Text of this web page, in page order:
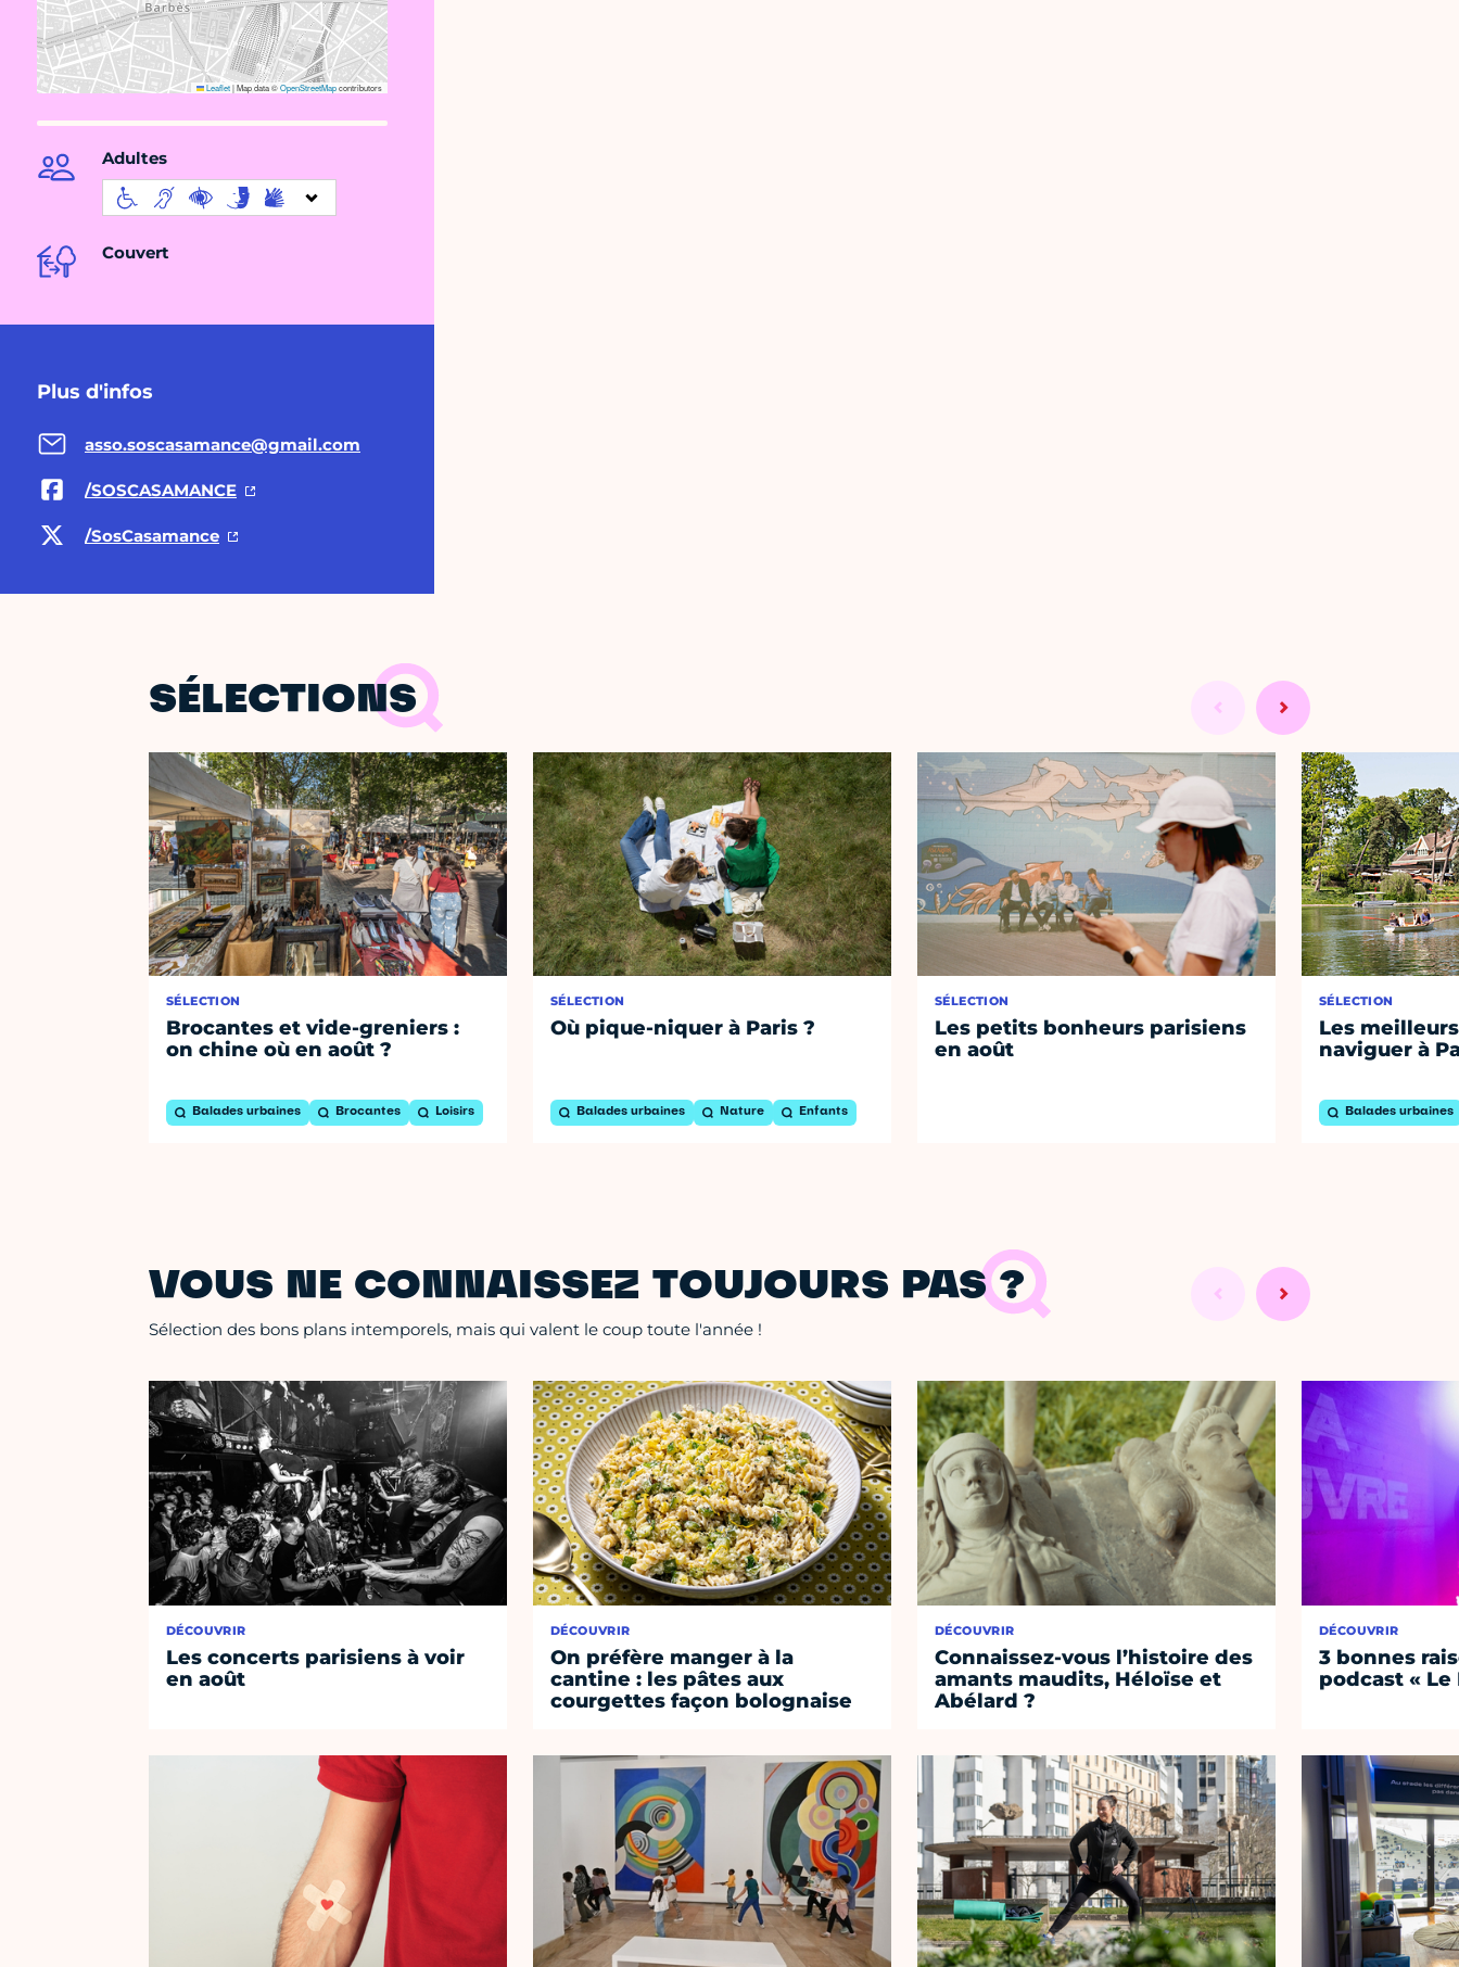
Leaflet|Map data ©OpenStreetMapcontributors
Adultes
Couvert
Plus d'infos
asso.soscasamance@gmail.com
/SOSCASAMANCE
/SosCasamance
SÉLECTIONS
SÉLECTION
Brocantes et vide-greniers :
on chine où en août ?
Balades urbaines Brocantes Loisirs
SÉLECTION
Où pique-niquer à Paris ?
Balades urbaines Nature Enfants
SÉLECTION
Les petits bonheurs parisiens
en août
SÉLECTION
Les
naviguer à
Balades urbaines
VOUS NE CONNAISSEZ TOUJOURS PAS ?
Sélection des bons plans intemporels, mais qui valent le coup toute l'année !
DÉCOUVRIR
Les concerts parisiens à voir
en août
DÉCOUVRIR
On préfère manger à la
cantine : les pâtes aux
courgettes façon bolognaise
DÉCOUVRIR
Connaissez-vous l’histoire des
amants maudits, Héloïse et
Abélard ?
DÉCOUVRIR
3 bonnes
podcast « Le